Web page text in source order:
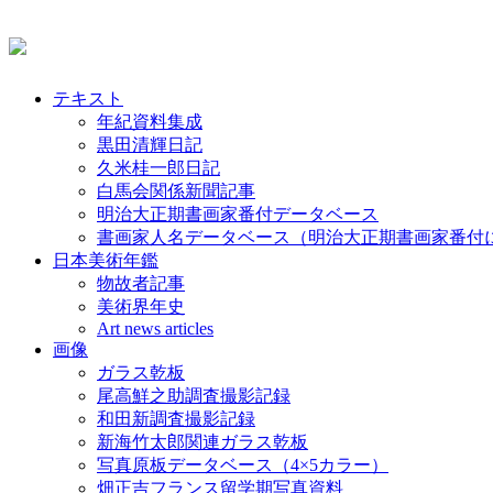
テキスト
年紀資料集成
黒田清輝日記
久米桂一郎日記
白馬会関係新聞記事
明治大正期書画家番付データベース
書画家人名データベース（明治大正期書画家番付
日本美術年鑑
物故者記事
美術界年史
Art news articles
画像
ガラス乾板
尾高鮮之助調査撮影記録
和田新調査撮影記録
新海竹太郎関連ガラス乾板
写真原板データベース（4×5カラー）
畑正吉フランス留学期写真資料